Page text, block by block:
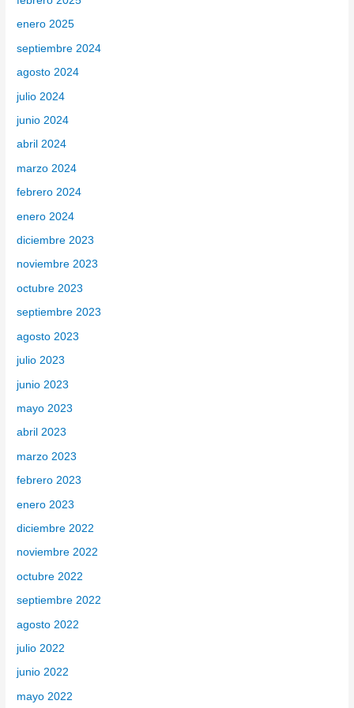
enero 2025
septiembre 2024
agosto 2024
julio 2024
junio 2024
abril 2024
marzo 2024
febrero 2024
enero 2024
diciembre 2023
noviembre 2023
octubre 2023
septiembre 2023
agosto 2023
julio 2023
junio 2023
mayo 2023
abril 2023
marzo 2023
febrero 2023
enero 2023
diciembre 2022
noviembre 2022
octubre 2022
septiembre 2022
agosto 2022
julio 2022
junio 2022
mayo 2022